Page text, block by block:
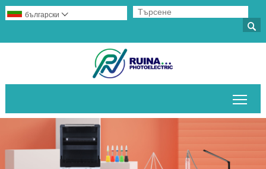

български 